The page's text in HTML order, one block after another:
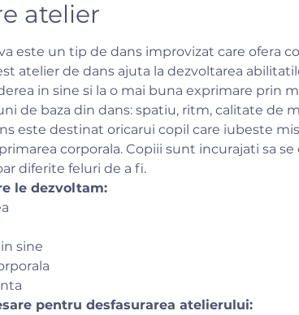
atelier
este un tip de dans improvizat care ofera
atelier de dans ajuta la dezvoltarea
in sine si la o mai buna exprimare prin
de baza din dans: spatiu, ritm, calitate de
este destinat oricarui copil care iubeste
corporala. Copiii sunt incurajati sa
diferite feluri de a fi.
le dezvoltam:
sine
pentru desfasurarea atelierului: